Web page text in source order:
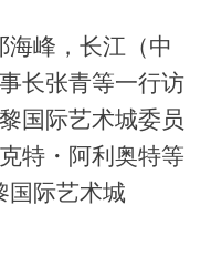
海峰，长江（中
长张青等一行访
国际艺术城委员
特・阿利奥特等
国际艺术城